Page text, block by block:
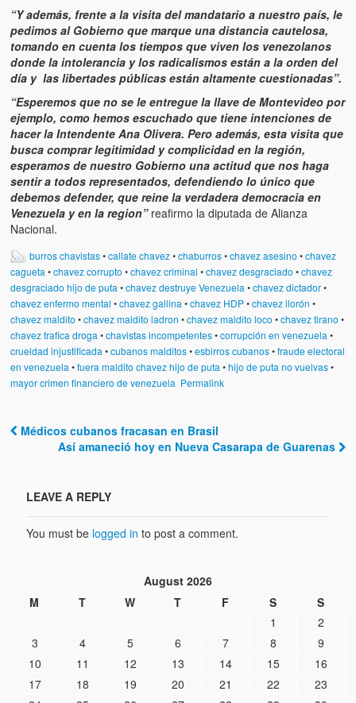
“Y además, frente a la visita del mandatario a nuestro país, le
pedimos al Gobierno que marque una distancia cautelosa,
tomando en cuenta los tiempos que viven los venezolanos
donde la intolerancia y los radicalismos están a la orden del
día y las libertades públicas están altamente cuestionadas”.
“Esperemos que no se le entregue la llave de Montevideo por
ejemplo, como hemos escuchado que tiene intenciones de
hacer la Intendente Ana Olivera. Pero además, esta visita que
busca comprar legitimidad y complicidad en la región,
esperamos de nuestro Gobierno una actitud que nos haga
sentir a todos representados, defendiendo lo único que
debemos defender, que reine la verdadera democracia en
Venezuela y en la region”reafirmo la diputada de Alianza
Nacional.
burros chavistas•callate chavez•chaburros•chavez asesino •chavez
cagueta •chavez corrupto •chavez criminal •chavez desgraciado •chavez
desgraciado hijo de puta •chavez destruye Venezuela •chavez dictador•
chavez enfermo mental •chavez gallina •chavez HDP•chavez llorón •
chavez maldito •chavez maldito ladron •chavez maldito loco •chavez tirano •
chavez trafica droga •chavistas incompetentes•corrupción en venezuela •
crueldad injustificada •cubanos malditos•esbirros cubanos•fraude electoral
en venezuela •fuera maldito chavez hijo de puta •hijo de puta no vuelvas•
mayor crimen financiero de venezuela Permalink
Post navigation
Médicos cubanos fracasan en Brasil
Así amaneció hoy en Nueva Casarapa de Guarenas
LEAVE A REPLY
You must be logged in to post a comment.
August 2026
M
T W T F S
S
1
2
3
4 5 6 7 8
9
10
11 12 13 14 15
16
17
18 19 20 21 22
23